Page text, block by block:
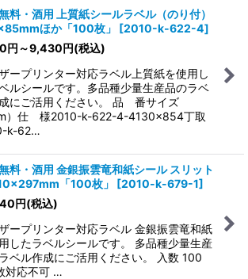
料・酒用 上質紙シールラベル（のり付）
ほか「100枚」
[2010-k-622-4]
円 ～9,430円(税込)
ープリンター対応ラベル上質紙を使用し
ルシールです。多品種少量生産品のラベ
にご活用ください。 品 番サイズ
）仕 様2010-k-622-4-4130×854丁取
k-62…
料・酒用 金銀振雲竜和紙シール スリット
「100枚」
[2010-k-679-1]
円(税込)
ープリンター対応ラベル 金銀振雲竜和紙
したラベルシールです。 多品種少量生産
ベル作成にご活用ください。 入数 100
対応不可 …